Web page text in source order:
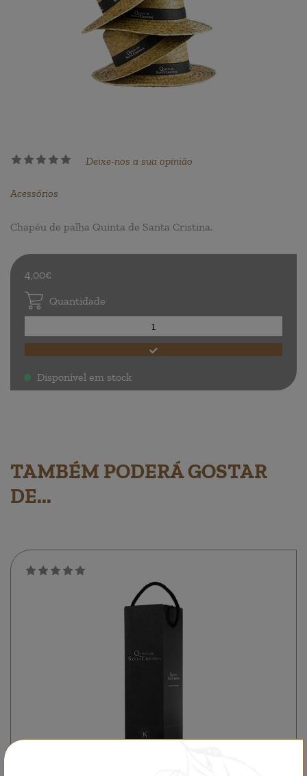
Deixe-nos a sua opinião
Acessórios
Chapéu de palha Quinta de Santa Cristina.
4,00€
Quantidade
. Disponível em stock
TAMBÉM PODERÁ GOSTAR
DE...